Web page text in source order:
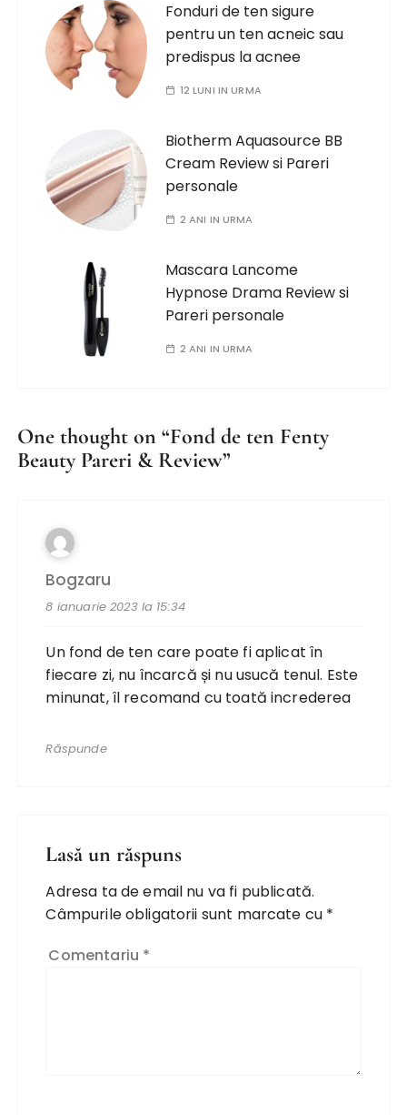
Fonduri de ten sigure
pentru un ten acneic sau
predispus la acnee
12 LUNI IN URMA
Biotherm Aquasource BB
Cream Review si Pareri
personale
2 ANI IN URMA
Mascara Lancome
Hypnose Drama Review si
Pareri personale
2 ANI IN URMA
One thought on “Fond de ten Fenty
Beauty Pareri & Review”
Bogzaru
8 ianuarie 2023 la 15:34
Un fond de ten care poate fi aplicat în
fiecare zi, nu încarcă și nu usucă tenul. Este
minunat, îl recomand cu toată increderea
Răspunde
Lasă un răspuns
Adresa ta de email nu va fi publicată.
Câmpurile obligatorii sunt marcate cu *
Comentariu *